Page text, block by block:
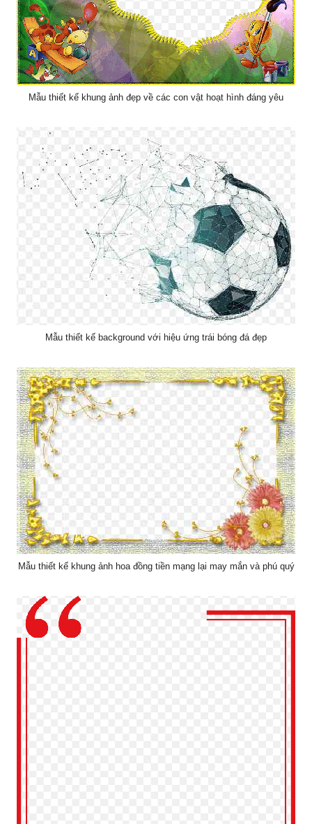
Mẫu thiết kế khung ảnh đẹp về các con vật hoạt hình đáng yêu
Mẫu thiết kế background với hiệu ứng trái bóng đá đẹp
Mẫu thiết kế khung ảnh hoa đồng tiền mạng lại may mắn và phú quý